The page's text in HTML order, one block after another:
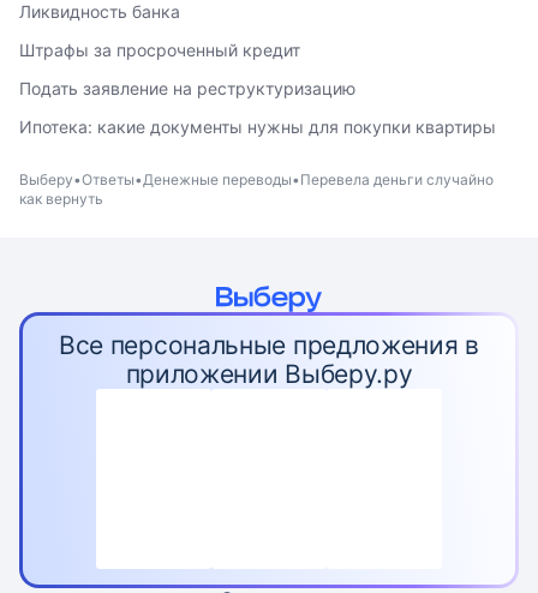
Ликвидность банка
Штрафы за просроченный кредит
Подать заявление на реструктуризацию
Ипотека: какие документы нужны для покупки квартиры
Выберу Ответы Денежные переводы Перевела деньги случайно
как вернуть
Все персональные предложения в
приложении Выберу.ру